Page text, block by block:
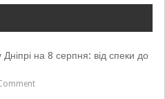
на 8 серпня: від спеки до